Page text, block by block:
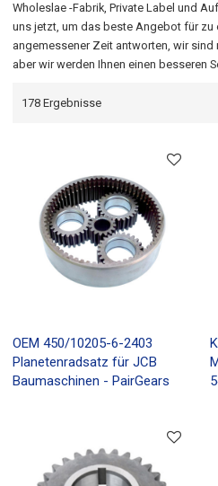
Wholeslae-Fabrik, Private Labelund
uns jetzt, um das beste Angebot für zu
angemessener Zeit antworten, wir
aber wir werden Ihnen einen besseren
178 Ergebnisse
OEM 450/10205-6-2403
Planetenradsatz für JCB
Baumaschinen - PairGears